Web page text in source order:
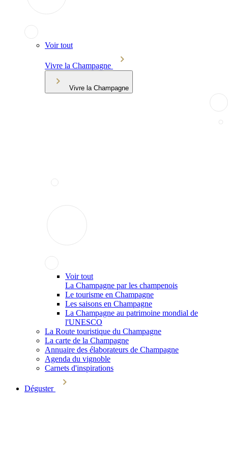
Voir tout
Vivre la Champagne
Vivre la Champagne
Voir tout
La Champagne par les champenois
Le tourisme en Champagne
Les saisons en Champagne
La Champagne au patrimoine mondial de
l'UNESCO
La Route touristique du Champagne
La carte de la Champagne
Annuaire des élaborateurs de Champagne
Agenda du vignoble
Carnets d'inspirations
Déguster